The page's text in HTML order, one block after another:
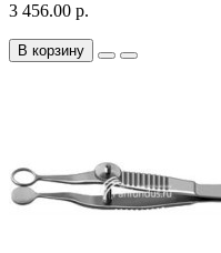
3 456.00 р.
В корзину